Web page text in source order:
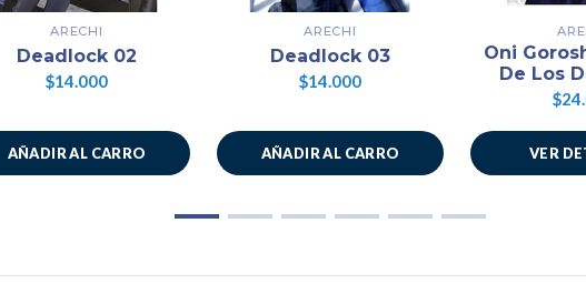
ARECHI
Deadlock 02
$14.000
AÑADIR AL CARRO
ARECHI
Deadlock 03
$14.000
AÑADIR AL CARRO
Oni
De Los
VER